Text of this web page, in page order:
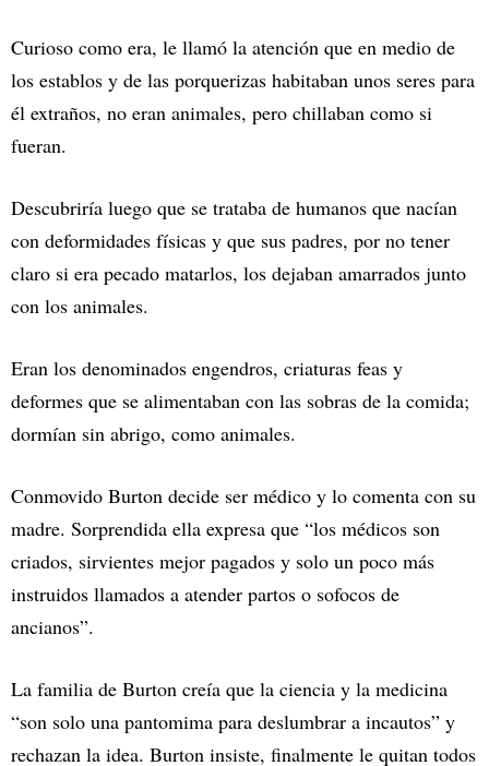
Curioso como era, le llamó la atención que en medio de
los establos y de las porquerizas habitaban unos seres para
él extraños, no eran animales, pero chillaban como si
fueran.
Descubriría luego que se trataba de humanos que nacían
con deformidades físicas y que sus padres, por no tener
claro si era pecado matarlos, los dejaban amarrados junto
con los animales.
Eran los denominados engendros, criaturas feas y
deformes que se alimentaban con las sobras de la comida;
dormían sin abrigo, como animales.
Conmovido Burton decide ser médico y lo comenta con su
madre. Sorprendida ella expresa que “los médicos son
criados, sirvientes mejor pagados y solo un poco más
instruidos llamados a atender partos o sofocos de
ancianos”.
La familia de Burton creía que la ciencia y la medicina
“son solo una pantomima para deslumbrar a incautos” y
rechazan la idea. Burton insiste, finalmente le quitan todos